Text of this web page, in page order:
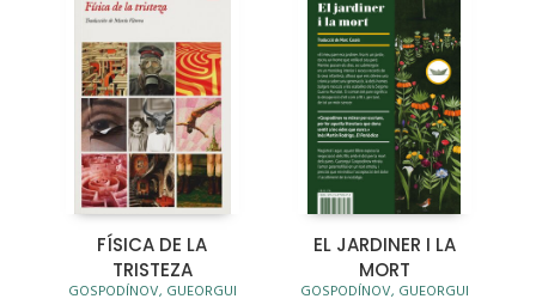
FÍSICA DE LA
TRISTEZA
GOSPODÍNOV, GUEORGUI
EL JARDINER I LA
MORT
GOSPODÍNOV, GUEORGUI